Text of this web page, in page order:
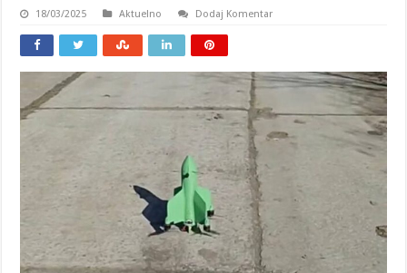
18/03/2025 Aktuelno Dodaj Komentar